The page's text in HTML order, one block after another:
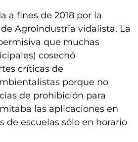
a fines de 2018 por la
Agroindustria vidalista. La
que muchas
cosechó
críticas de
porque no
de prohibición para
las aplicaciones en
de escuelas sólo en horario